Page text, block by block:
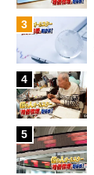
3
4
5